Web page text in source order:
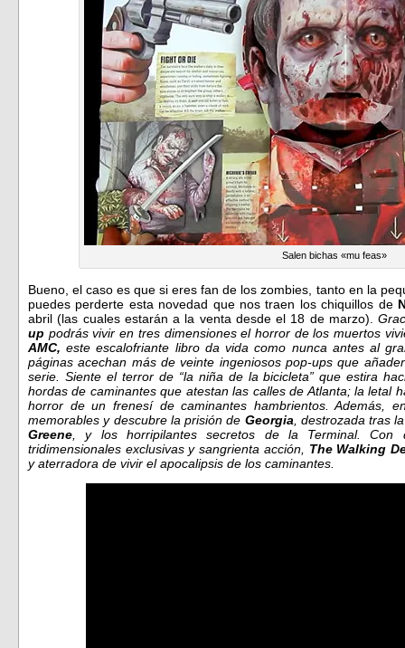
Salen bichas «mu feas»
Bueno, el caso es que si eres fan de los zombies, tanto en la
puedes perderte esta novedad que nos traen los chiquillos de
abril (las cuales estarán a la venta desde el 18 de marzo).
up podrás vivir en tres dimensiones el horror de los muertos
AMC, este escalofriante libro da vida como nunca antes al
páginas acechan más de veinte ingeniosos pop-ups que
serie. Siente el terror de “la niña de la bicicleta” que estira
hordas de caminantes que atestan las calles de Atlanta; la letal
horror de un frenesí de caminantes hambrientos. Además,
memorables y descubre la prisión de Georgia , destrozada tras
Greene , y los horripilantes secretos de la Terminal. Con
tridimensionales exclusivas y sangrienta acción, The Walking
y aterradora de vivir el apocalipsis de los caminantes.